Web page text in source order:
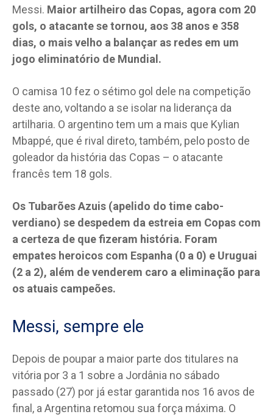
Messi. Maior artilheiro das Copas, agora com 20
gols, o atacante se tornou, aos 38 anos e 358
dias, o mais velho a balançar as redes em um
jogo eliminatório de Mundial.
O camisa 10 fez o sétimo gol dele na competição
deste ano, voltando a se isolar na liderança da
artilharia. O argentino tem um a mais que Kylian
Mbappé, que é rival direto, também, pelo posto de
goleador da história das Copas – o atacante
francês tem 18 gols.
Os Tubarões Azuis (apelido do time cabo-
verdiano) se despedem da estreia em Copas com
a certeza de que fizeram história. Foram
empates heroicos com Espanha (0 a 0) e Uruguai
(2 a 2), além de venderem caro a eliminação para
os atuais campeões.
Messi, sempre ele
Depois de poupar a maior parte dos titulares na
vitória por 3 a 1 sobre a Jordânia no sábado
passado (27) por já estar garantida nos 16 avos de
final, a Argentina retomou sua força máxima. O